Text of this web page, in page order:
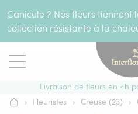
Canicule ? Nos fleurs tiennent
collection résistante à la
Livraison de fleurs en 4h
Accueil
› Fleuristes › Creuse (23) ›